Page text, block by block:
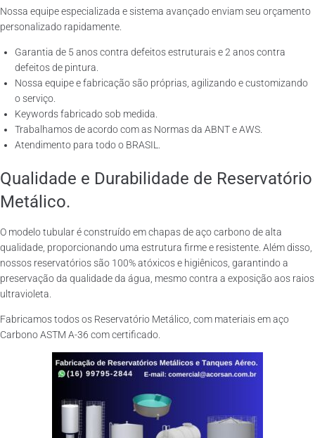
Nossa equipe especializada e sistema avançado enviam seu orçamento
personalizado rapidamente.
Garantia de 5 anos contra defeitos estruturais e 2 anos contra
defeitos de pintura.
Nossa equipe e fabricação são próprias, agilizando e customizando
o serviço.
Keywords fabricado sob medida.
Trabalhamos de acordo com as Normas da ABNT e AWS.
Atendimento para todo o BRASIL.
Qualidade e Durabilidade de Reservatório
Metálico.
O modelo tubular é construído em chapas de aço carbono de alta
qualidade, proporcionando uma estrutura firme e resistente. Além disso,
nossos reservatórios são 100% atóxicos e higiênicos, garantindo a
preservação da qualidade da água, mesmo contra a exposição aos raios
ultravioleta.
Fabricamos todos os Reservatório Metálico, com materiais em aço
Carbono ASTM A-36 com certificado.